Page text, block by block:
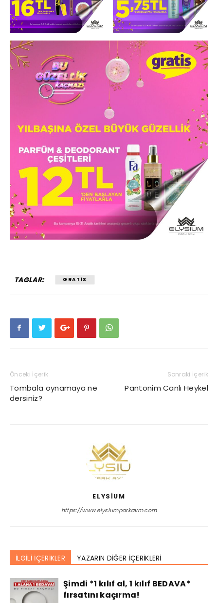
TAGLAR: GRATIS
Önceki İçerik
Tombala oynamaya ne
dersiniz?
Sonraki İçerik
Pantonim Canlı Heykel
ELYSIUM
https://www.elysiumparkavm.com
İLGİLİ İÇERİKLER YAZARIN DİĞER İÇERİKLERİ
Şimdi *1 kılıf al, 1 kılıf BEDAVA*
fırsatını kaçırma!